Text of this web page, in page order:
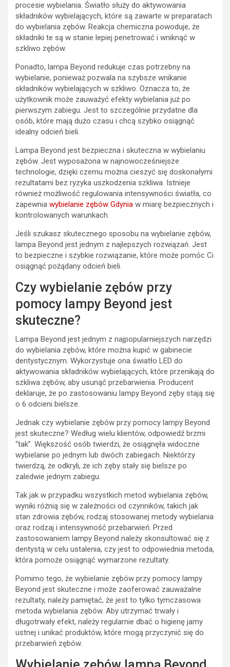
procesie wybielania. Światło służy do aktywowania
składników wybielających, które są zawarte w preparatach
do wybielania zębów. Reakcja chemiczna powoduje, że
składniki te są w stanie lepiej penetrować i wniknąć w
szkliwo zębów.
Ponadto, lampa Beyond redukuje czas potrzebny na
wybielanie, ponieważ pozwala na szybsze wnikanie
składników wybielających w szkliwo. Oznacza to, że
użytkownik może zauważyć efekty wybielania już po
pierwszym zabiegu. Jest to szczególnie przydatne dla
osób, które mają dużo czasu i chcą szybko osiągnąć
idealny odcień bieli.
Lampa Beyond jest bezpieczna i skuteczna w wybielaniu
zębów. Jest wyposażona w najnowocześniejsze
technologie, dzięki czemu można cieszyć się doskonałymi
rezultatami bez ryzyka uszkodzenia szkliwa. Istnieje
również możliwość regulowania intensywności światła, co
zapewnia wybielanie zębów Gdynia w miarę bezpiecznych i
kontrolowanych warunkach.
Jeśli szukasz skutecznego sposobu na wybielanie zębów,
lampa Beyond jest jednym z najlepszych rozwiązań. Jest
to bezpieczne i szybkie rozwiązanie, które może pomóc Ci
osiągnąć pożądany odcień bieli.
Czy wybielanie zębów przy
pomocy lampy Beyond jest
skuteczne?
Lampa Beyond jest jednym z najpopularniejszych narzędzi
do wybielania zębów, które można kupić w gabinecie
dentystycznym. Wykorzystuje ona światło LED do
aktywowania składników wybielających, które przenikają do
szkliwa zębów, aby usunąć przebarwienia. Producent
deklaruje, że po zastosowaniu lampy Beyond zęby stają się
o 6 odcieni bielsze.
Jednak czy wybielanie zębów przy pomocy lampy Beyond
jest skuteczne? Według wielu klientów, odpowiedź brzmi
“tak”. Większość osób twierdzi, że osiągnęła widoczne
wybielanie po jednym lub dwóch zabiegach. Niektórzy
twierdzą, że odkryli, że ich zęby stały się bielsze po
zaledwie jednym zabiegu.
Tak jak w przypadku wszystkich metod wybielania zębów,
wyniki różnią się w zależności od czynników, takich jak
stan zdrowia zębów, rodzaj stosowanej metody wybielania
oraz rodzaj i intensywność przebarwień. Przed
zastosowaniem lampy Beyond należy skonsultować się z
dentystą w celu ustalenia, czy jest to odpowiednia metoda,
która pomoże osiągnąć wymarzone rezultaty.
Pomimo tego, że wybielanie zębów przy pomocy lampy
Beyond jest skuteczne i może zaoferować zauważalne
rezultaty, należy pamiętać, że jest to tylko tymczasowa
metoda wybielania zębów. Aby utrzymać trwały i
długotrwały efekt, należy regularnie dbać o higienę jamy
ustnej i unikać produktów, które mogą przyczynić się do
przebarwień zębów.